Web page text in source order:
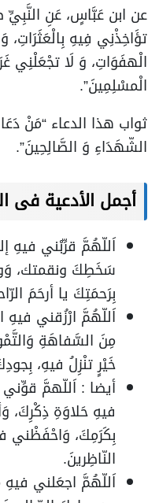
عن ابن عَبَّاسٍ، عَنِ النَّبِيِّ
تؤَاخِذْنِي فِيهِ
الْهفَوَاتِ، وَ لَا تجْعَلْنِي
الْمسْلِمِينَ”.
ثواب هذا الدعاء “مَنْ
الشّهَدَاءِ وَ الصَّالِحِينَ”.
أجمل الأدعية فى
اَللّهُمَّ قرِّبْني فيهِ
سَخَطِكَ ونقمتك،
بِرَحمَتِكَ يا أرحَمَ
اَللّهُمَّ ارْزُقني فيهِ
مِنَ السَّفاهَةِ
خَيْرٍ تنْزِلُ فيهِ،
أيضا : اَللّهمَّ
فيهِ حَلاوَةِ ذِكْرِكَ،
بِكَرَمِكَ، وَاحْفَظْني
النّاظِرينَ.
اَللّهُمَّ اجعَلني